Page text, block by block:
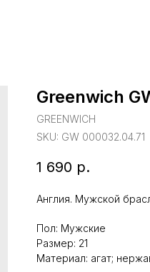
Greenwich
GREENWICH
SKU: GW 000032.04.71
1 690 р.
Англия. Мужской
Пол: Мужские
Размер: 21
Материал: агат;